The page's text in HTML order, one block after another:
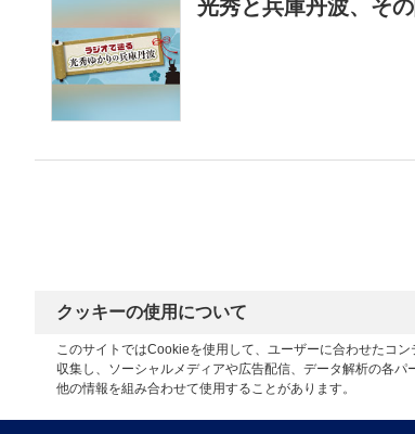
光秀と兵庫丹波、そ
クッキーの使用について
このサイトではCookieを使用して、ユーザーに合わせたコ
収集し、ソーシャルメディアや広告配信、データ解析の各
他の情報を組み合わせて使用することがあります。